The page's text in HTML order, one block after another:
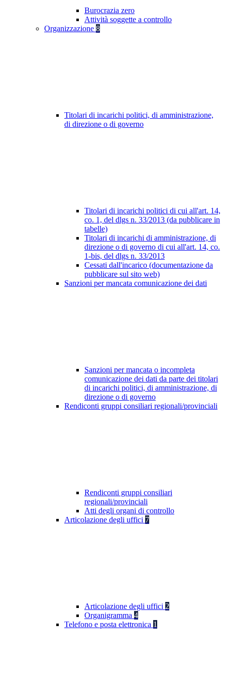
Burocrazia zero
Attività soggette a controllo
Organizzazione 8
Titolari di incarichi politici, di amministrazione,
di direzione o di governo
Titolari di incarichi politici di cui all'art. 14,
co. 1, del dlgs n. 33/2013 (da pubblicare in
tabelle)
Titolari di incarichi di amministrazione, di
direzione o di governo di cui all'art. 14, co.
1-bis, del dlgs n. 33/2013
Cessati dall'incarico (documentazione da
pubblicare sul sito web)
Sanzioni per mancata comunicazione dei dati
Sanzioni per mancata o incompleta
comunicazione dei dati da parte dei titolari
di incarichi politici, di amministrazione, di
direzione o di governo
Rendiconti gruppi consiliari regionali/provinciali
Rendiconti gruppi consiliari
regionali/provinciali
Atti degli organi di controllo
Articolazione degli uffici 7
Articolazione degli uffici 2
Organigramma 4
Telefono e posta elettronica 1